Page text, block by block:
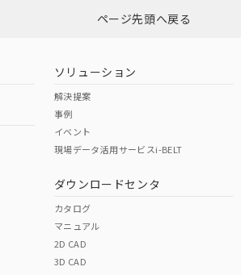
ンロードはこちらページ先頭へ戻る
ソリューション
解決提案
事例
イベント
現場データ活用サービスi-BELT
ダウンロードセンタ
カタログ
マニュアル
2D CAD
3D CAD